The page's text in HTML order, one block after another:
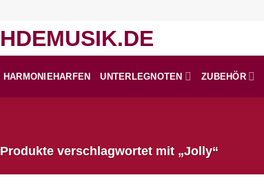
HARMONIEHARFEN UNTERLEGNOTEN ZUBEHÖR
Produkte verschlagwortet mit „Jolly“